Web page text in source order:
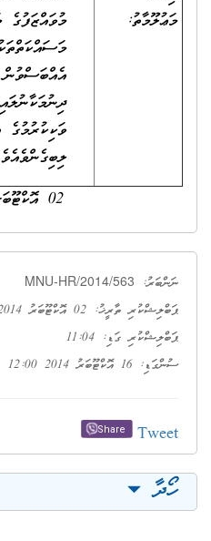
މަޢުލޫމާތު:
މުވައްޒަފުގެ
02 އޮކްޓޫބަރު 2014
ނަންބަރު: MNU-HR/2014/563
ޕަބްލިޝްކުރި ތާރީޚު: 02 އޮކްޓޫބަރު 2014
ޕަބްލިޝްކުރި ގަޑި: 11:04
ސުންގަޑި: 16 އޮކްޓޫބަރު 2014 12:00
Tweet
Share
ހޯދާ